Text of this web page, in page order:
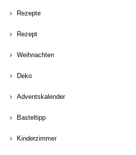
Rezepte
Rezept
Weihnachten
Deko
Adventskalender
Basteltipp
Kinderzimmer